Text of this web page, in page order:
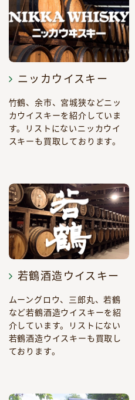
ニッカウイスキー
竹鶴、余市、宮城狭などニッ
カウイスキーを紹介していま
す。リストにないニッカウイ
スキーも買取しております。
若鶴酒造ウイスキー
ムーングロウ、三郎丸、若鶴
など若鶴酒造ウイスキーを紹
介しています。リストにない
若鶴酒造ウイスキーも買取し
ております。